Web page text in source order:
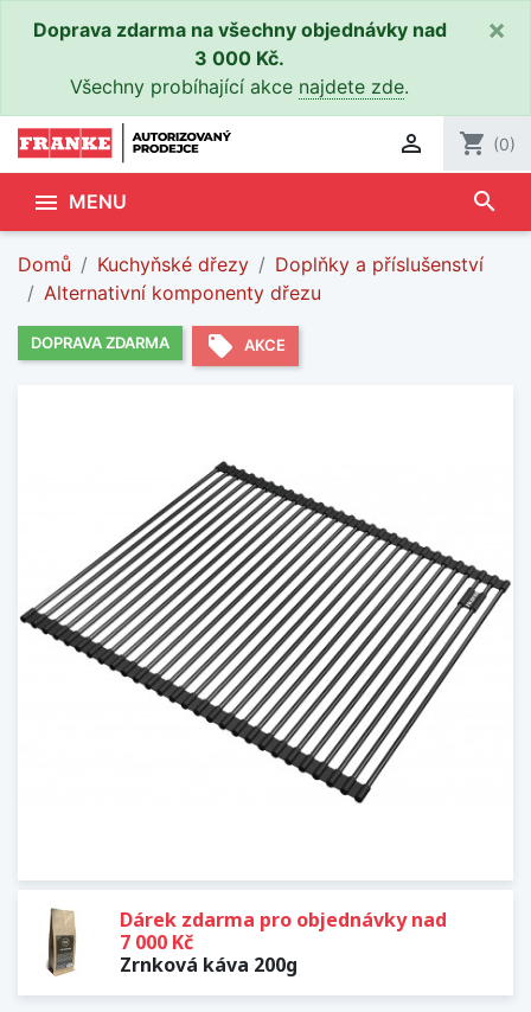
Doprava zdarma na všechny objednávky nad
3 000 Kč.
Všechny probíhající akce najdete zde.
×
 shopping_cart (0)
 MENU search
Domů Kuchyňské dřezy
Doplňky a příslušenství
Alternativní komponenty dřezu
DOPRAVA ZDARMA local_offer AKCE
Dárek zdarma pro objednávky nad
7 000 Kč
Zrnková káva 200g